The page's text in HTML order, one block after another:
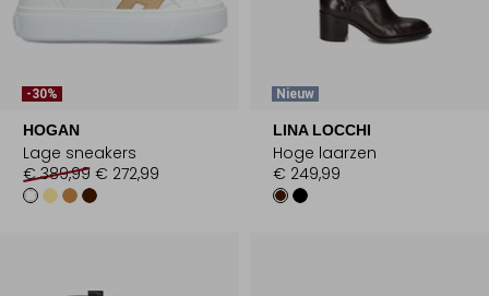
-30%
HOGAN
Lage sneakers
€ 389,99 € 272,99
Nieuw
LINA LOCCHI
Hoge laarzen
€ 249,99